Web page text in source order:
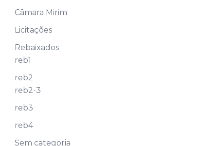
Câmara Mirim
Licitações
Rebaixados
reb1
reb2
reb2-3
reb3
reb4
Sem categoria